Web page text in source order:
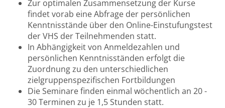
Zur optimalen Zusammensetzung der Kurse
findet vorab eine Abfrage der persönlichen
Kenntnisstände über den Online-Einstufungstest
der VHS der Teilnehmenden statt.
In Abhängigkeit von Anmeldezahlen und
persönlichen Kenntnisständen erfolgt die
Zuordnung zu den unterschiedlichen
zielgruppenspezifischen Fortbildungen
Die Seminare finden einmal wöchentlich an 20 -
30 Terminen zu je 1,5 Stunden statt.